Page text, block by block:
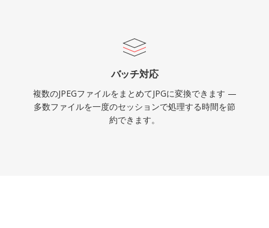
バッチ対応
複数のJPEGファイルをまとめてJPGに変換できます —
多数ファイルを一度のセッションで処理する時間を節
約できます。